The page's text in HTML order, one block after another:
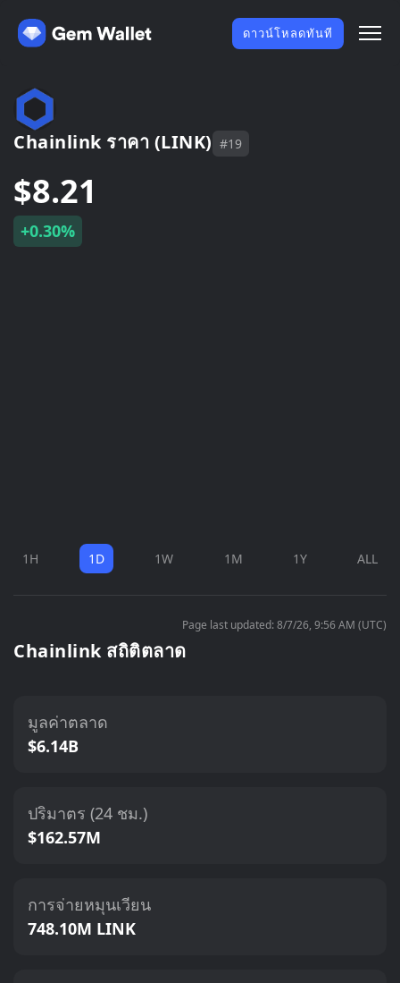
ดาวน์โหลดทันที
Chainlink ราคา (LINK) #19
$8.21
+0.30%
1H 1D 1W 1M 1Y ALL
Page last updated: 8/7/26, 9:56 AM (UTC)
Chainlink สถิติตลาด
มูลค่าตลาด
$6.14B
ปริมาตร (24 ชม.)
$162.57M
การจ่ายหมุนเวียน
748.10M LINK